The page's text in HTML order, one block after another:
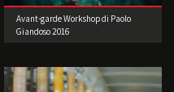
Avant-garde Workshop di Paolo
Giandoso 2016